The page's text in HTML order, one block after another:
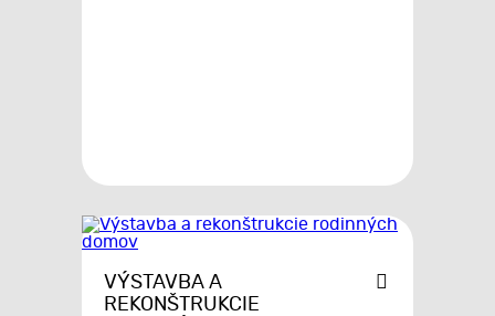
VÝSTAVBA A
REKONŠTRUKCIE